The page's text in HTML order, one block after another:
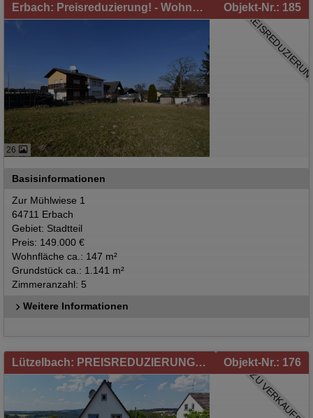
Erbach: Preisreduzierung! - Wohnhaus in Erbach/Bullau zu verkaufen! Handwerker aufgepasst! Objekt-Nr.: 185
26
Basisinformationen
Zur Mühlwiese 1
64711 Erbach
Gebiet: Stadtteil
Preis: 149.000 €
Wohnfläche ca.: 147 m²
Grundstück ca.: 1.141 m²
Zimmeranzahl: 5
Weitere Informationen
Lützelbach: PREISREDUZIERUNG! - Freistehendes Einfamilienhaus mit kleinem Garten in Lützelbach zu verkaufen! Objekt-Nr.: 176
ZU VERKAUFEN!